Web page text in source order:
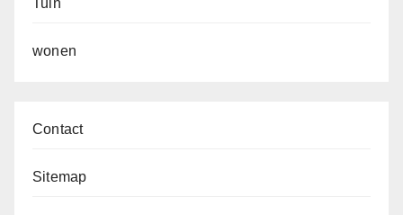
wonen
Contact
Sitemap